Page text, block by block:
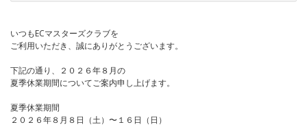
いつもECマスターズクラブを
ご利用いただき、誠にありがとうございます。
下記の通り、２０２６年８月の
夏季休業期間についてご案内申し上げます。
夏季休業期間
２０２６年８月８日（土）〜１６日（日）